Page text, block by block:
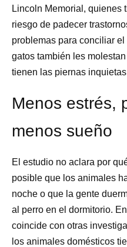
Lincoln Memorial, quienes
riesgo de padecer
problemas para conciliar
gatos también les
tienen las piernas
Menos estrés,
menos sueño
El estudio no aclara por
posible que los animales
noche o que la gente
al perro en el dormitorio.
coincide con otras
los animales domésticos